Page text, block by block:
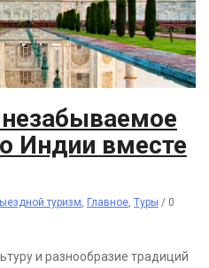
Индии вместе
туризм, Главное, Туры / 0
и разнообразие традиций